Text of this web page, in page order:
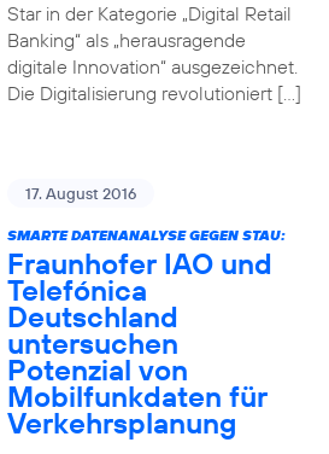
Star in der Kategorie „Digital Retail
Banking“ als „herausragende
digitale Innovation“ ausgezeichnet.
Die Digitalisierung revolutioniert […]
17. August 2016
SMARTE DATENANALYSE GEGEN STAU:
Fraunhofer IAO und
Telefónica
Deutschland
untersuchen
Potenzial von
Mobilfunkdaten für
Verkehrsplanung